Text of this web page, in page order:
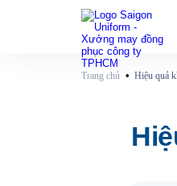
Trang chủ • Hiệu quả